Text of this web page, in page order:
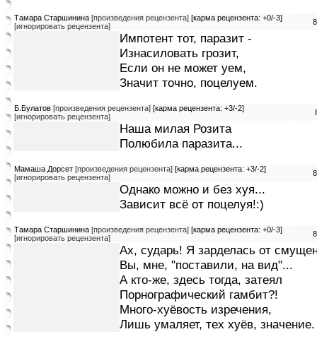
Тамара Старшинина [произведения рецензента] [карма рецензента: +0/-3]
[игнорировать рецензента]
Импотент тот, паразит -
Изнасиловать грозит,
Если он не может уем,
Значит точно, поцелуем.
Б.Булатов [произведения рецензента] [карма рецензента: +3/-2]
[игнорировать рецензента]
Наша милая Розита
Полюбила паразита...
Мамаша Дорсет [произведения рецензента] [карма рецензента: +3/-2]
[игнорировать рецензента]
Однако можно и без хуя...
Зависит всё от поцелуя!:)
Тамара Старшинина [произведения рецензента] [карма рецензента: +0/-3]
[игнорировать рецензента]
Ах, сударь! Я зарделась от
Вы, мне, "поставили, на вид"...
А кто-же, здесь тогда, затеял
Порнографический гамбит?!
Много-хуёвость изречения,
Лишь умаляет, тех хуёв,